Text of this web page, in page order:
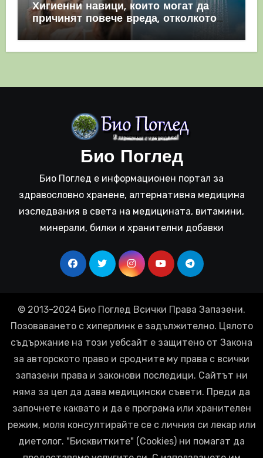
Хигиенни навици, които могат да
причинят повече вреда, отколкото
полза
Био Поглед
Био Поглед е информационен портал за
здравословно хранене, алтернативна медицина
изследвания в света на медицината, витамини,
минерали, билки и хранителни добавки
© 2013-2024 Био Поглед Всички Права Запазени.
Позоваването с хиперлинк е задължително. Цялото
съдържание на този уебсайт е защитено от Закона
за авторското право и сродните му права с всички
запазени права и законови последици. Сайтът ни
няма за цел да дава медицински съвети. Преди да
започнете каквато и да е програма или хранителен
режим, моля консултирайте се с личния си лекар или
диетолог. "Бисквитките" (Cookies) ни помагат да